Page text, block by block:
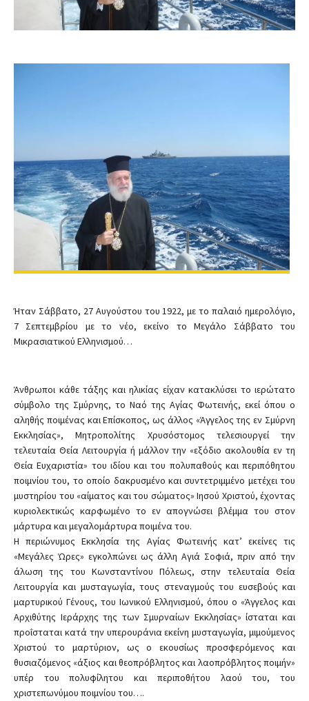
Ήταν Σάββατο, 27 Αυγούστου του 1922, με το παλαιό ημερολόγιο,
7 Σεπτεμβρίου με το νέο, εκείνο το Μεγάλο Σάββατο του
Μικρασιατικού Ελληνισμού…
Άνθρωποι κάθε τάξης και ηλικίας είχαν κατακλύσει το ιερώτατο
σύμβολο της Σμύρνης, το Ναό της Αγίας Φωτεινής, εκεί όπου ο
αληθής ποιμένας και Επίσκοπος, ως άλλος «Άγγελος της εν Σμύρνη
Εκκλησίας», Μητροπολίτης Χρυσόστομος τελεσιουργεί την
τελευταία Θεία Λειτουργία ή μάλλον την «εξόδιο ακολουθία εν τη
Θεία Ευχαριστία» του ιδίου και του πολυπαθούς και περιπόθητου
ποιμνίου του, το οποίο δακρυσμένο και συντετριμμένο μετέχει του
μυστηρίου του «αίματος και του σώματος» Ιησού Χριστού, έχοντας
κυριολεκτικώς καρφωμένο το εν απογνώσει βλέμμα του στον
μάρτυρα και μεγαλομάρτυρα ποιμένα του.
Η περιώνυμος Εκκλησία της Αγίας Φωτεινής κατ’ εκείνες τις
«Μεγάλες Ώρες» εγκολπώνει ως άλλη Αγιά Σοφιά, πριν από την
άλωση της του Κωνσταντίνου Πόλεως, στην τελευταία Θεία
Λειτουργία και μυσταγωγία, τους στεναγμούς του ευσεβούς και
μαρτυρικού Γένους, του Ιωνικού Ελληνισμού, όπου ο «Άγγελος και
Αρχιθύτης Ιεράρχης της των Σμυρναίων Εκκλησίας» ίσταται και
προΐσταται κατά την υπερουράνια εκείνη μυσταγωγία, μιμούμενος
Χριστού το μαρτύριον, ως ο εκουσίως προσφερόμενος και
θυσιαζόμενος «άξιος και θεοπρόβλητος και λαοπρόβλητος ποιμήν»
υπέρ του πολυφίλητου και περιποθήτου λαού του, του
χριστεπωνύμου ποιμνίου του….